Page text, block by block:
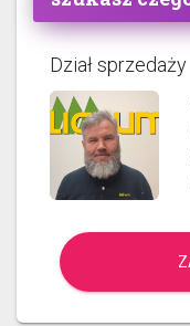
Dział sprzedaży